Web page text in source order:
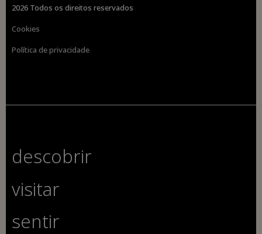
2026 Todos os direitos reservados
Cookies
Política de privacidade
descobrir
visitar
sentir